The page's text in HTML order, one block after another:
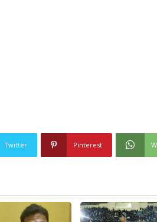
Twitter Pinterest